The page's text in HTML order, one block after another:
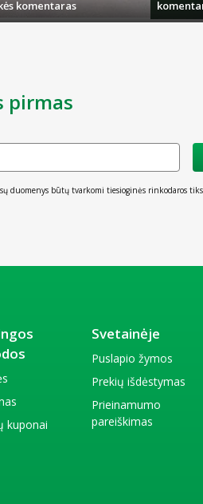
komentaras
pirmas
duomenys būtų tvarkomi tiesioginės rinkodaros
kuponai
Svetainėje
Puslapio žymos
Prekių išdėstymas
Prieinamumo
pareiškimas